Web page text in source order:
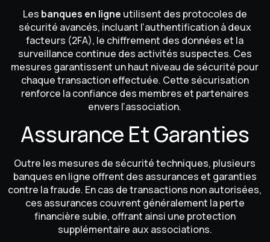
Les banques en ligne utilisent des protocoles de
sécurité avancés, incluant l’authentification à deux
facteurs (2FA), le chiffrement des données et la
surveillance continue des activités suspectes. Ces
mesures garantissent un haut niveau de sécurité pour
chaque transaction effectuée. Cette sécurisation
renforce la confiance des membres et partenaires
envers l’association.
Assurance Et Garanties
Outre les mesures de sécurité techniques, plusieurs
banques en ligne offrent des assurances et garanties
contre la fraude. En cas de transactions non autorisées,
ces assurances couvrent généralement la perte
financière subie, offrant ainsi une protection
supplémentaire aux associations.